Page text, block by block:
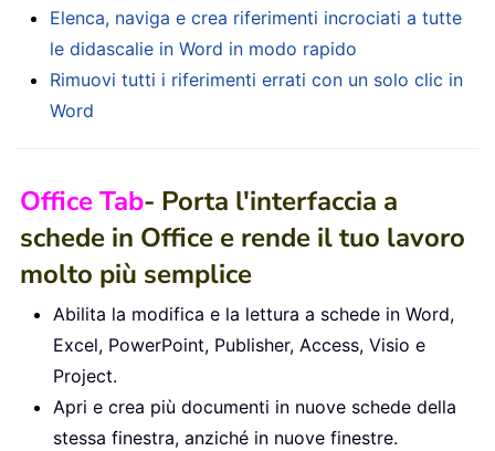
Elenca, naviga e crea riferimenti incrociati a tutte
le didascalie in Word in modo rapido
Rimuovi tutti i riferimenti errati con un solo clic in
Word
Office Tab- Porta l'interfaccia a
schede in Office e rende il tuo lavoro
molto più semplice
Abilita la modifica e la lettura a schede in Word,
Excel, PowerPoint, Publisher, Access, Visio e
Project.
Apri e crea più documenti in nuove schede della
stessa finestra, anziché in nuove finestre.